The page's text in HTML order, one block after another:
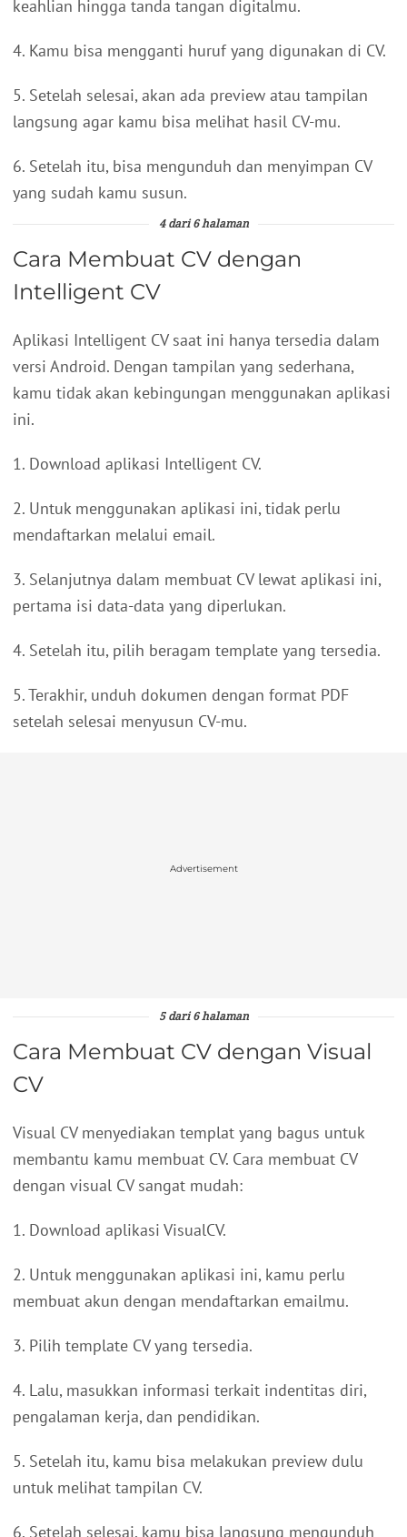
keahlian hingga tanda tangan digitalmu.
4. Kamu bisa mengganti huruf yang digunakan di CV.
5. Setelah selesai, akan ada preview atau tampilan
langsung agar kamu bisa melihat hasil CV-mu.
6. Setelah itu, bisa mengunduh dan menyimpan CV
yang sudah kamu susun.
4 dari 6 halaman
Cara Membuat CV dengan
Intelligent CV
Aplikasi Intelligent CV saat ini hanya tersedia dalam
versi Android. Dengan tampilan yang sederhana,
kamu tidak akan kebingungan menggunakan aplikasi
ini.
1. Download aplikasi Intelligent CV.
2. Untuk menggunakan aplikasi ini, tidak perlu
mendaftarkan melalui email.
3. Selanjutnya dalam membuat CV lewat aplikasi ini,
pertama isi data-data yang diperlukan.
4. Setelah itu, pilih beragam template yang tersedia.
5. Terakhir, unduh dokumen dengan format PDF
setelah selesai menyusun CV-mu.
Advertisement
5 dari 6 halaman
Cara Membuat CV dengan Visual
CV
Visual CV menyediakan templat yang bagus untuk
membantu kamu membuat CV. Cara membuat CV
dengan visual CV sangat mudah:
1. Download aplikasi VisualCV.
2. Untuk menggunakan aplikasi ini, kamu perlu
membuat akun dengan mendaftarkan emailmu.
3. Pilih template CV yang tersedia.
4. Lalu, masukkan informasi terkait indentitas diri,
pengalaman kerja, dan pendidikan.
5. Setelah itu, kamu bisa melakukan preview dulu
untuk melihat tampilan CV.
6. Setelah selesai, kamu bisa langsung mengunduh